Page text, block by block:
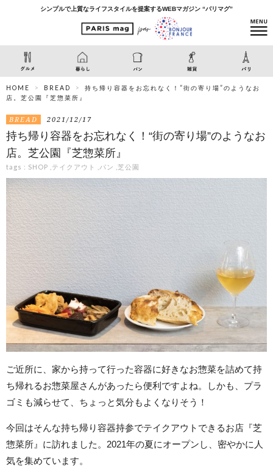
シンプルで上質なライフスタイルを提案するWEBマガジン “パリマグ”
HOME BREAD
持ち帰り容器をお忘れなく！“街の寄り場”のようなお
店。芝公園『芝惣菜所』
BREAD 2021/12/17
持ち帰り容器をお忘れなく！“街の寄り場”のようなお
店。芝公園『芝惣菜所』
tags : SHOP テイクアウト パン 芝公園
ご近所に、家から持って行った容器に好きなお惣菜を詰めて持
ち帰れるお惣菜屋さんがあったら便利ですよね。しかも、プラ
ゴミも減らせて、ちょっと気分もよくなりそう！
今回はそんな持ち帰り容器持参でテイクアウトできるお店『芝
惣菜所』に訪れました。2021年の夏にオープンし、密やかに人
気を集めています。